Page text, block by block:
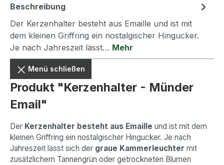
Beschreibung
Der Kerzenhalter besteht aus Emaille und ist mit
dem kleinen Griffring ein nostalgischer Hingucker.
Je nach Jahreszeit lässt… Mehr
Menü schließen
Produkt "Kerzenhalter - Münder
Email"
Der Kerzenhalter besteht aus Emaille und ist mit dem
kleinen Griffring ein nostalgischer Hingucker. Je nach
Jahreszeit lässt sich der graue Kammerleuchter mit
zusätzlichem Tannengrün oder getrockneten Blumen